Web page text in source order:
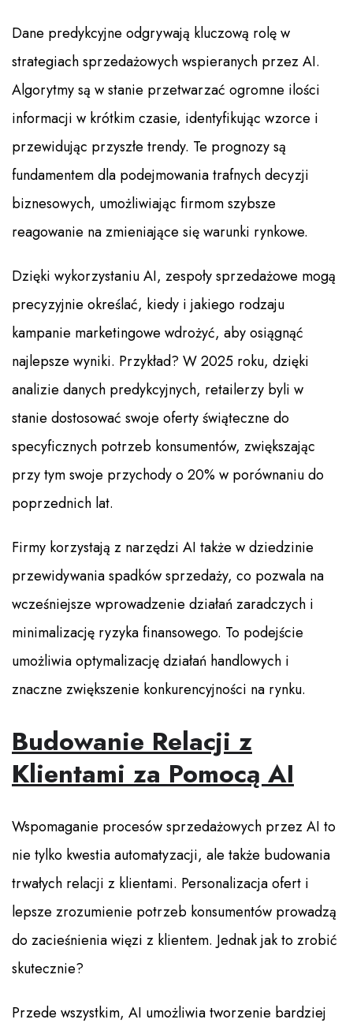
Dane predykcyjne odgrywają kluczową rolę w
strategiach sprzedażowych wspieranych przez AI.
Algorytmy są w stanie przetwarzać ogromne ilości
informacji w krótkim czasie, identyfikując wzorce i
przewidując przyszłe trendy. Te prognozy są
fundamentem dla podejmowania trafnych decyzji
biznesowych, umożliwiając firmom szybsze
reagowanie na zmieniające się warunki rynkowe.
Dzięki wykorzystaniu AI, zespoły sprzedażowe mogą
precyzyjnie określać, kiedy i jakiego rodzaju
kampanie marketingowe wdrożyć, aby osiągnąć
najlepsze wyniki. Przykład? W 2025 roku, dzięki
analizie danych predykcyjnych, retailerzy byli w
stanie dostosować swoje oferty świąteczne do
specyficznych potrzeb konsumentów, zwiększając
przy tym swoje przychody o 20% w porównaniu do
poprzednich lat.
Firmy korzystają z narzędzi AI także w dziedzinie
przewidywania spadków sprzedaży, co pozwala na
wcześniejsze wprowadzenie działań zaradczych i
minimalizację ryzyka finansowego. To podejście
umożliwia optymalizację działań handlowych i
znaczne zwiększenie konkurencyjności na rynku.
Budowanie Relacji z
Klientami za Pomocą AI
Wspomaganie procesów sprzedażowych przez AI to
nie tylko kwestia automatyzacji, ale także budowania
trwałych relacji z klientami. Personalizacja ofert i
lepsze zrozumienie potrzeb konsumentów prowadzą
do zacieśnienia więzi z klientem. Jednak jak to zrobić
skutecznie?
Przede wszystkim, AI umożliwia tworzenie bardziej